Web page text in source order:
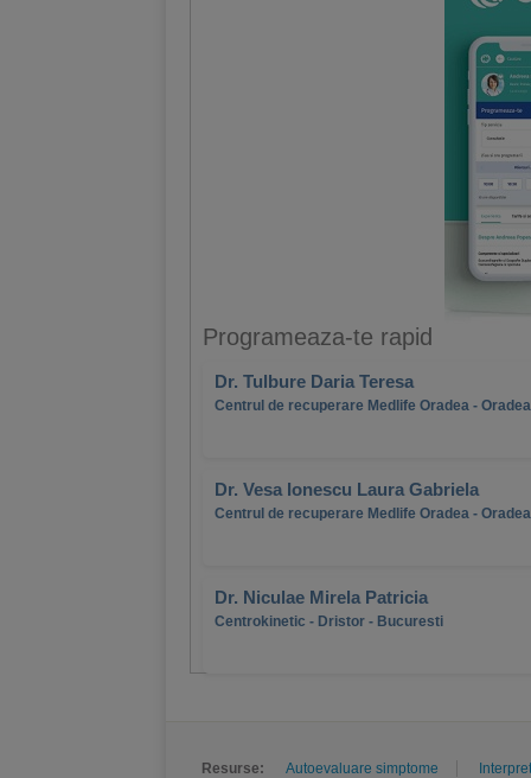
Programeaza-te rapid
Dr. Tulbure Daria Teresa
Centrul de recuperare Medlife Oradea - Oradea
Dr. Vesa Ionescu Laura Gabriela
Centrul de recuperare Medlife Oradea - Oradea
Dr. Niculae Mirela Patricia
Centrokinetic - Dristor - Bucuresti
Resurse: Autoevaluare simptome